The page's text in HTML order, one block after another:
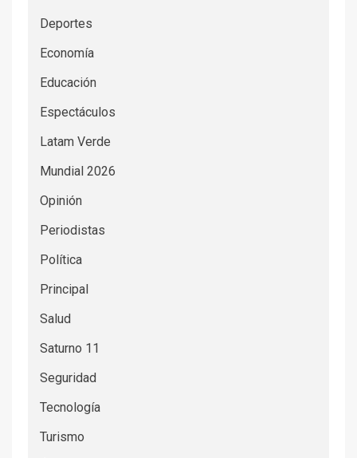
Deportes
Economía
Educación
Espectáculos
Latam Verde
Mundial 2026
Opinión
Periodistas
Política
Principal
Salud
Saturno 11
Seguridad
Tecnología
Turismo